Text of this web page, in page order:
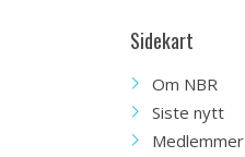
Sidekart
Om NBR
Siste nytt
Medlemmer